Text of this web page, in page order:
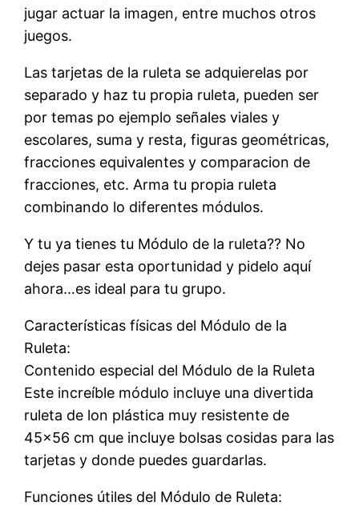
jugar actuar la imagen, entre muchos otros
juegos.
Las tarjetas de la ruleta se adquierelas por
separado y haz tu propia ruleta, pueden ser
por temas po ejemplo señales viales y
escolares, suma y resta, figuras geométricas,
fracciones equivalentes y comparacion de
fracciones, etc. Arma tu propia ruleta
combinando lo diferentes módulos.
Y tu ya tienes tu Módulo de la ruleta?? No
dejes pasar esta oportunidad y pidelo aquí
ahora…es ideal para tu grupo.
Características físicas del Módulo de la
Ruleta:
Contenido especial del Módulo de la Ruleta
Este increíble módulo incluye una divertida
ruleta de lon plástica muy resistente de
45×56 cm que incluye bolsas cosidas para las
tarjetas y donde puedes guardarlas.
Funciones útiles del Módulo de Ruleta: